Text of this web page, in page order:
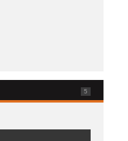
5